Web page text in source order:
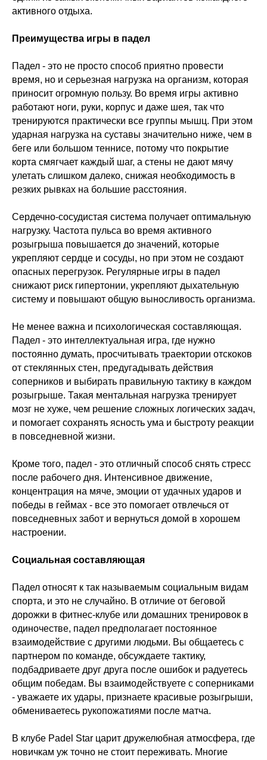
активного отдыха.
Преимущества игры в падел
Падел - это не просто способ приятно провести
время, но и серьезная нагрузка на организм, которая
приносит огромную пользу. Во время игры активно
работают ноги, руки, корпус и даже шея, так что
тренируются практически все группы мышц. При этом
ударная нагрузка на суставы значительно ниже, чем в
беге или большом теннисе, потому что покрытие
корта смягчает каждый шаг, а стены не дают мячу
улетать слишком далеко, снижая необходимость в
резких рывках на большие расстояния.
Сердечно-сосудистая система получает оптимальную
нагрузку. Частота пульса во время активного
розыгрыша повышается до значений, которые
укрепляют сердце и сосуды, но при этом не создают
опасных перегрузок. Регулярные игры в падел
снижают риск гипертонии, укрепляют дыхательную
систему и повышают общую выносливость организма.
Не менее важна и психологическая составляющая.
Падел - это интеллектуальная игра, где нужно
постоянно думать, просчитывать траектории отскоков
от стеклянных стен, предугадывать действия
соперников и выбирать правильную тактику в каждом
розыгрыше. Такая ментальная нагрузка тренирует
мозг не хуже, чем решение сложных логических задач,
и помогает сохранять ясность ума и быстроту реакции
в повседневной жизни.
Кроме того, падел - это отличный способ снять стресс
после рабочего дня. Интенсивное движение,
концентрация на мяче, эмоции от удачных ударов и
победы в геймах - все это помогает отвлечься от
повседневных забот и вернуться домой в хорошем
настроении.
Социальная составляющая
Падел относят к так называемым социальным видам
спорта, и это не случайно. В отличие от беговой
дорожки в фитнес-клубе или домашних тренировок в
одиночестве, падел предполагает постоянное
взаимодействие с другими людьми. Вы общаетесь с
партнером по команде, обсуждаете тактику,
подбадриваете друг друга после ошибок и радуетесь
общим победам. Вы взаимодействуете с соперниками
- уважаете их удары, признаете красивые розыгрыши,
обмениваетесь рукопожатиями после матча.
В клубе Padel Star царит дружелюбная атмосфера, где
новичкам уж точно не стоит переживать. Многие